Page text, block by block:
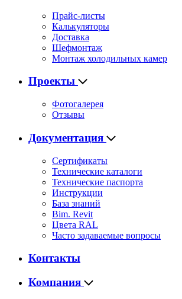
Прайс-листы
Калькуляторы
Доставка
Шефмонтаж
Монтаж холодильных камер
Проекты
Фотогалерея
Отзывы
Документация
Сертификаты
Технические каталоги
Технические паспорта
Инструкции
База знаний
Bim. Revit
Цвета RAL
Часто задаваемые вопросы
Контакты
Компания